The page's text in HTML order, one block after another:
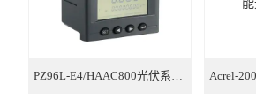
PZ96L-E4/HAAC800光伏系统应用嵌入式电能表